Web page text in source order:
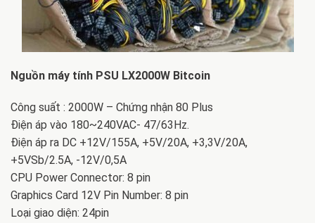
Nguồn máy tính PSU LX2000W Bitcoin
Công suất : 2000W – Chứng nhận 80 Plus
Điện áp vào 180~240VAC- 47/63Hz.
Điện áp ra DC +12V/155A, +5V/20A, +3,3V/20A,
+5VSb/2.5A, -12V/0,5A
CPU Power Connector: 8 pin
Graphics Card 12V Pin Number: 8 pin
Loại giao diện: 24pin